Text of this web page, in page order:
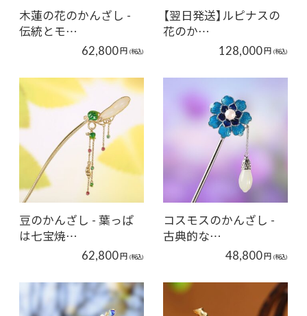
木蓮の花のかんざし -
伝統とモ…
62,800円 (税込)
【翌日発送】ルピナスの
花のか…
128,000円 (税込)
豆のかんざし - 葉っぱ
は七宝焼…
62,800円 (税込)
コスモスのかんざし -
古典的な…
48,800円 (税込)